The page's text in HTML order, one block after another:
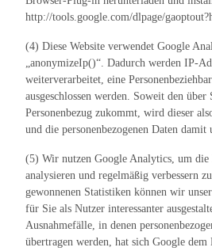
http://tools.google.com/dlpage/
(4) Diese Website verwendet Google
„anonymizeIp()“. Dadurch werden IP-
weiterverarbeitet, eine
ausgeschlossen werden. Soweit den über
Personenbezug zukommt, wird dieser
und die personenbezogenen Daten damit
(5) Wir nutzen Google Analytics, um die
analysieren und regelmäßig verbessern
gewonnenen Statistiken können wir
für Sie als Nutzer interessanter
Ausnahmefälle, in denen
übertragen werden, hat sich Google